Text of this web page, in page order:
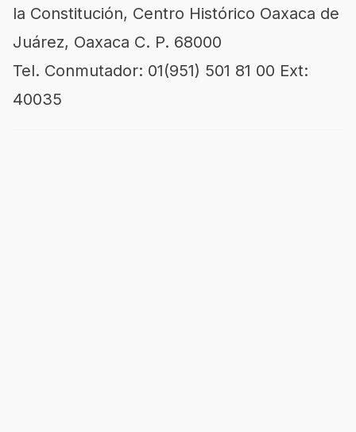
la Constitución, Centro Histórico Oaxaca de
Juárez, Oaxaca C. P. 68000
Tel. Conmutador: 01(951) 501 81 00 Ext:
40035